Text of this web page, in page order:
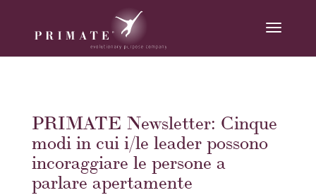
PRIMATE Newsletter: Cinque
modi in cui i/le leader possono
incoraggiare le persone a
parlare apertamente